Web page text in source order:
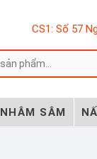
CS1: Số 57
NHÂM SÂM